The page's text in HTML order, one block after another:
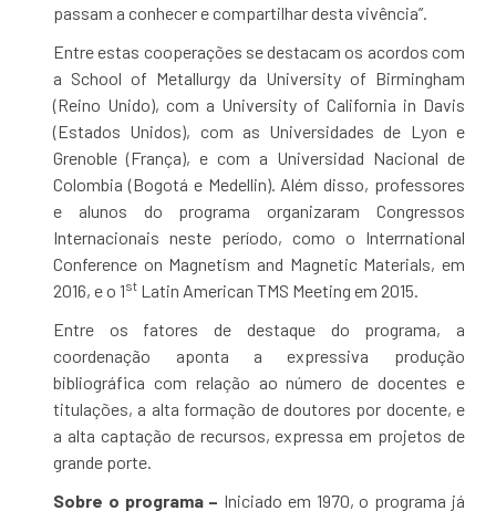
passam a conhecer e compartilhar desta vivência”.
Entre estas cooperações se destacam os acordos com
a School of Metallurgy da University of Birmingham
(Reino Unido), com a University of California in Davis
(Estados Unidos), com as Universidades de Lyon e
Grenoble (França), e com a Universidad Nacional de
Colombia (Bogotá e Medellin). Além disso, professores
e alunos do programa organizaram Congressos
Internacionais neste período, como o Interrnational
Conference on Magnetism and Magnetic Materials, em
2016, e o 1st Latin American TMS Meeting em 2015.
Entre os fatores de destaque do programa, a
coordenação aponta a expressiva produção
bibliográfica com relação ao número de docentes e
titulações, a alta formação de doutores por docente, e
a alta captação de recursos, expressa em projetos de
grande porte.
Sobre o programa – Iniciado em 1970, o programa já